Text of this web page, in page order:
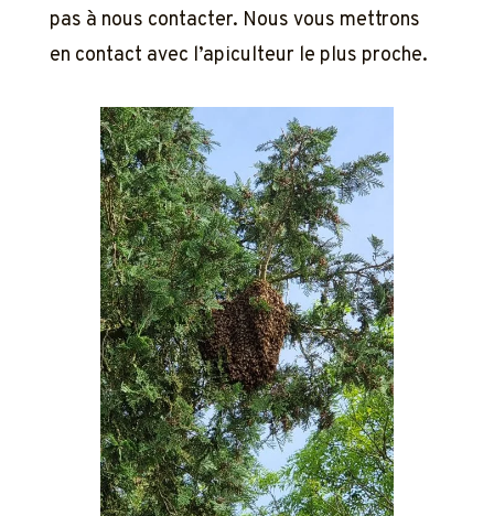
pas à nous contacter. Nous vous mettrons
en contact avec l’apiculteur le plus proche.